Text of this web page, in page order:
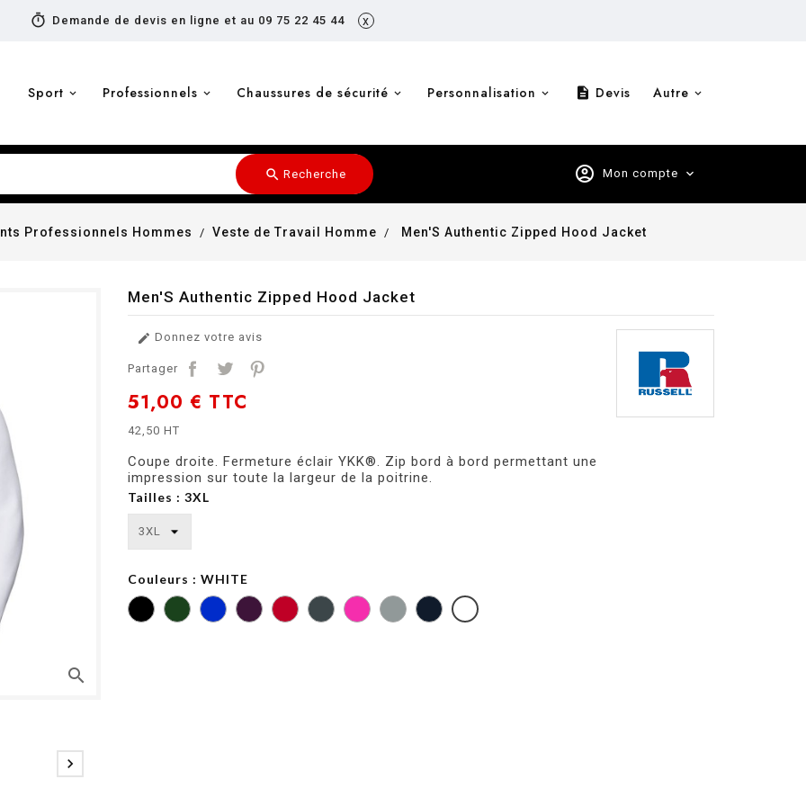
timer Demande de devis en ligne et au 09 75 22 45 44 x
Sport Professionnels Chaussures de sécurité Personnalisation description Devis Autre
account_circle Mon compte expand_more
search Recherche
Professionnels Hommes Veste de Travail Homme Men'S Authentic Zipped Hood Jacket
search

Men'S Authentic Zipped Hood Jacket
 Donnez votre avis
Partager
51,00 € TTC
42,50 HT
Coupe droite. Fermeture éclair YKK®. Zip bord à bord permettant une
impression sur toute la largeur de la poitrine.
Tailles : 3XL
Couleurs : WHITE